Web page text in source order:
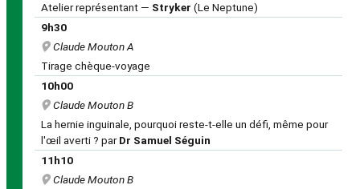
Atelier représentant — Stryker (Le Neptune)
9h30
Claude Mouton A
Tirage chèque-voyage
10h00
Claude Mouton B
La hernie inguinale, pourquoi reste-t-elle un défi, même pour
l'œil averti ? parDr Samuel Séguin
11h10
Claude Mouton B